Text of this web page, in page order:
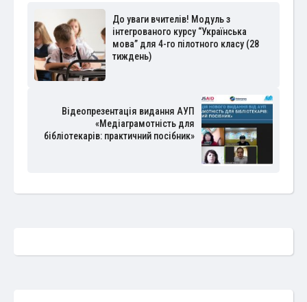
До уваги вчителів! Модуль з
інтегрованого курсу “Українська
мова” для 4-го пілотного класу (28
тиждень)
Відеопрезентація видання АУП
«Медіаграмотність для
бібліотекарів: практичний посібник»